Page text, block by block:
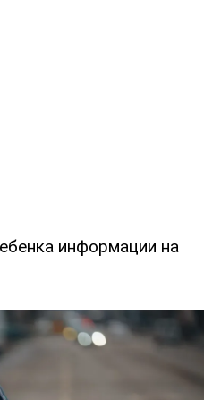
информации на